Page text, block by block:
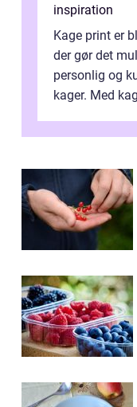
inspiration
Kage print er
der gør det
personlig og
kager. Med